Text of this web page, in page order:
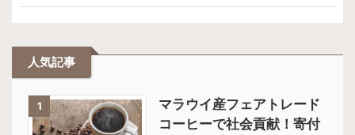
人気記事
1
マラウイ産フェアトレード
コーヒーで社会貢献！寄付